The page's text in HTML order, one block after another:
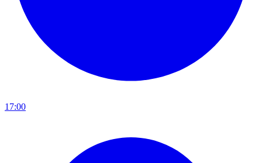
17:00